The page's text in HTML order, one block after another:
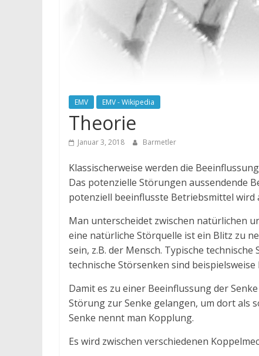
EMV EMV - Wikipedia
Theorie
Januar 3, 2018 Barmetler
Klassischerweise werden die
Das potenzielle Störungen aussendende
potenziell beeinflusste Betriebsmittel wird
Man unterscheidet zwischen natürlichen
eine natürliche Störquelle ist ein Blitz zu
sein, z.B. der Mensch. Typische
technische Störsenken sind
Damit es zu einer Beeinflussung der
Störung zur Senke gelangen, um dort als
Senke nennt man Kopplung.
Es wird zwischen verschiedenen